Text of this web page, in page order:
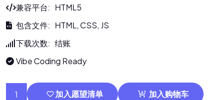
兼容平台: HTML5
包含文件: HTML, CSS, JS
下载次数: 结账
Vibe Coding Ready
加入愿望清单 加入购物车